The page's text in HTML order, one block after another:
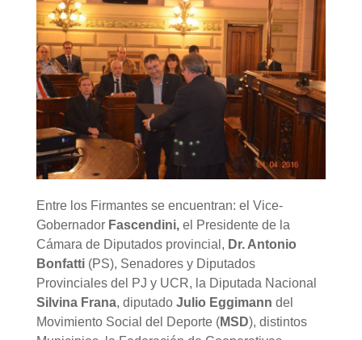
Entre los Firmantes se encuentran: el Vice-
Gobernador Fascendini,el Presidente de la
Cámara de Diputados provincial, Dr. Antonio
Bonfatti(PS), Senadores y Diputados
Provinciales del PJ y UCR, la Diputada Nacional
Silvina Frana, diputado Julio Eggimann del
Movimiento Social del Deporte (MSD), distintos